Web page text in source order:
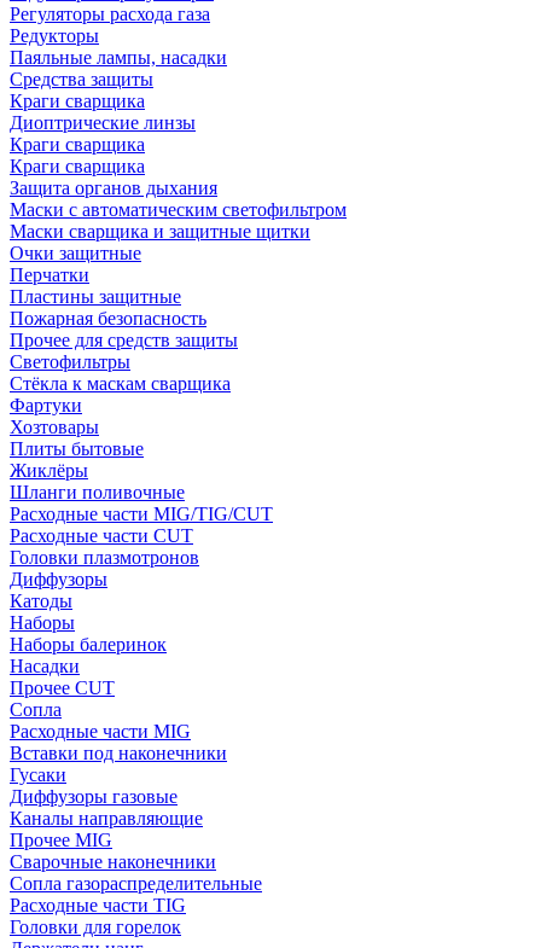
Регуляторы расхода газа
Редукторы
Паяльные лампы, насадки
Средства защиты
Краги сварщика
Диоптрические линзы
Краги сварщика
Краги сварщика
Защита органов дыхания
Маски с автоматическим светофильтром
Маски сварщика и защитные щитки
Очки защитные
Перчатки
Пластины защитные
Пожарная безопасность
Прочее для средств защиты
Светофильтры
Стёкла к маскам сварщика
Фартуки
Хозтовары
Плиты бытовые
Жиклёры
Шланги поливочные
Расходные части MIG/TIG/CUT
Расходные части CUT
Головки плазмотронов
Диффузоры
Катоды
Наборы
Наборы балеринок
Насадки
Прочее CUT
Сопла
Расходные части MIG
Вставки под наконечники
Гусаки
Диффузоры газовые
Каналы направляющие
Прочее MIG
Сварочные наконечники
Сопла газораспределительные
Расходные части TIG
Головки для горелок